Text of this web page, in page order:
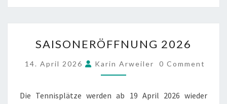
2026
SAISONERÖFFNUNG 2026
14. April 2026 Karin Arweiler COMMENTS
0 Comment
Die Tennisplätze werden ab 19 April 2026 wieder